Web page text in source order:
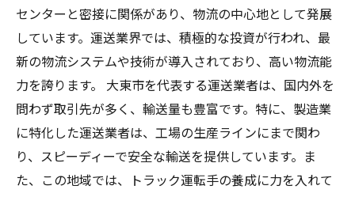
センターと密接に関係があり、物流の中心地として発展
しています。運送業界では、積極的な投資が行われ、最
新の物流システムや技術が導入されており、高い物流能
力を誇ります。 大東市を代表する運送業者は、国内外を
問わず取引先が多く、輸送量も豊富です。特に、製造業
に特化した運送業者は、工場の生産ラインにまで関わ
り、スピーディーで安全な輸送を提供しています。ま
た、この地域では、トラック運転手の養成に力を入れて